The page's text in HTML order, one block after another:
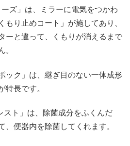
ズ」は、ミラーに電気をつかわ
もり止めコート」が施してあり、
ーと違って、くもりが消えるまで
。
ック」は、継ぎ目のない一体成形
特長です。
スト」は、除菌成分をふくんだ
、便器内を除菌してくれます。